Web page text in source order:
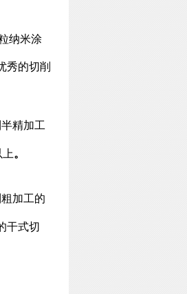
纳米涂
秀的切削
精加工
上。
加工的
干式切